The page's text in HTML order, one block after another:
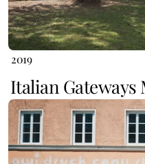
2019
Italian Gateways